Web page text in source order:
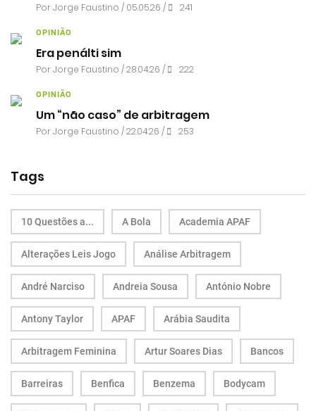
PorJorge Faustino / 05.05.26 / 241
OPINIÃO
Era penálti sim
PorJorge Faustino / 28.04.26 / 222
OPINIÃO
Um “não caso” de arbitragem
PorJorge Faustino / 22.04.26 / 253
Tags
10 Questões a... A Bola Academia APAF
Alterações Leis Jogo Análise Arbitragem
André Narciso Andreia Sousa António Nobre
Antony Taylor APAF Arábia Saudita
Arbitragem Feminina Artur Soares Dias Bancos
Barreiras Benfica Benzema Bodycam